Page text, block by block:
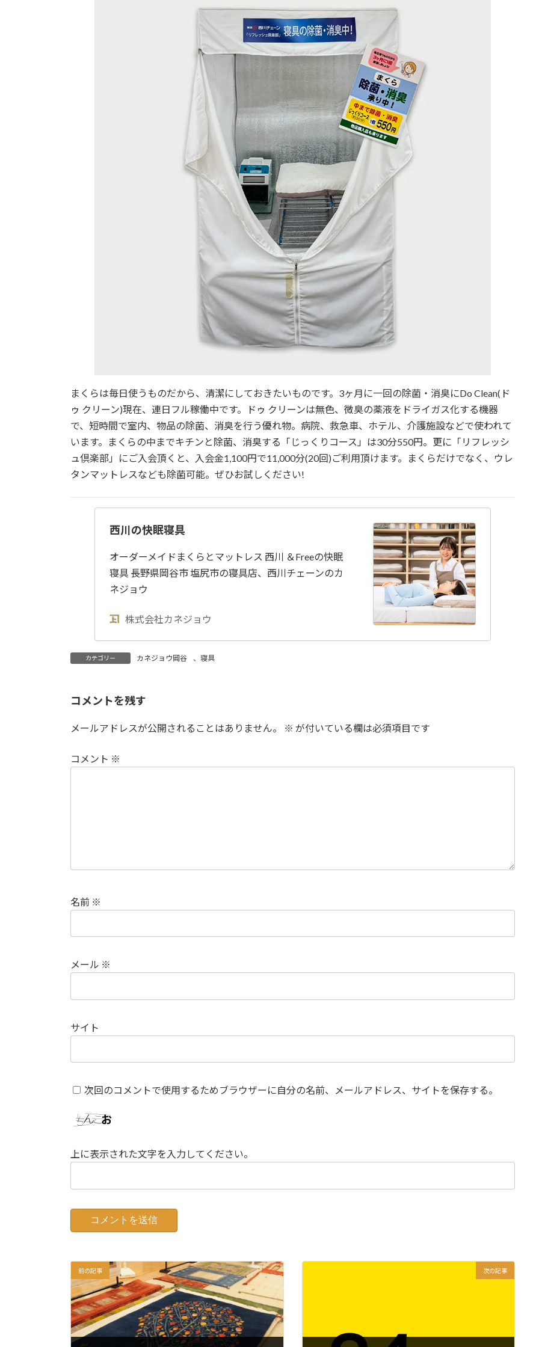
まくらは毎日使うものだから、清潔にしておきたいものです。3ヶ月に一回の除菌・消臭にDo Clean(ド
ゥ クリーン)現在、連日フル稼働中です。ドゥ クリーンは無色、微臭の薬液をドライガス化する機器
で、短時間で室内、物品の除菌、消臭を行う優れ物。病院、救急車、ホテル、介護施設などで使われて
います。まくらの中までキチンと除菌、消臭する「じっくりコース」は30分550円。更に「リフレッシ
ュ倶楽部」にご入会頂くと、入会金1,100円で11,000分(20回)ご利用頂けます。まくらだけでなく、ウレ
タンマットレスなども除菌可能。ぜひお試しください!
西川の快眠寝具
オーダーメイドまくらとマットレス 西川 ＆Freeの快眠
寝具 長野県岡谷市 塩尻市の寝具店、西川チェーンのカ
ネジョウ
株式会社カネジョウ
カテゴリー カネジョウ岡谷 、 寝具
コメントを残す
メールアドレスが公開されることはありません。 ※ が付いている欄は必須項目です
コメント ※
名前 ※
メール ※
サイト
次回のコメントで使用するためブラウザーに自分の名前、メールアドレス、サイトを保存する。
上に表示された文字を入力してください。
前の記事 次の記事